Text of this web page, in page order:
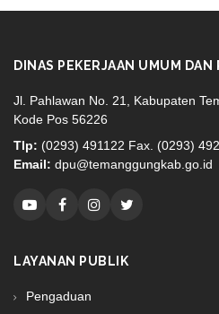
DINAS PEKERJAAN UMUM DAN
Jl. Pahlawan No. 21, Kabupaten
Kode Pos 56226
Tlp: (0293) 491122 Fax. (0293)
Email: dpu@temanggungkab.go.id
LAYANAN PUBLIK
Pengaduan